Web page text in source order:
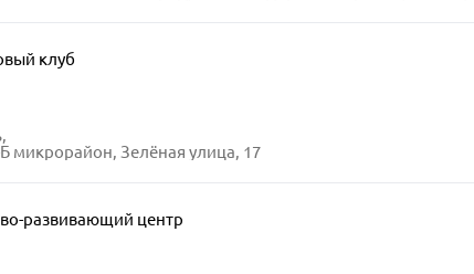
клуб
микрорайон, Зелёная улица, 17
развивающий центр